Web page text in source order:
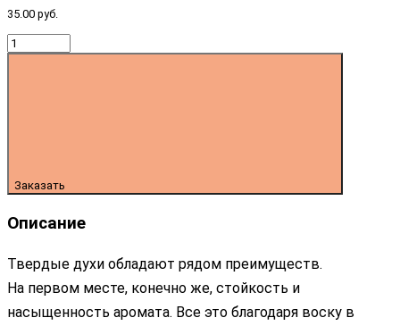
35.00 руб.
Заказать
Описание
Твердые духи обладают рядом преимуществ.
На первом месте, конечно же, стойкость и
насыщенность аромата. Все это благодаря воску в